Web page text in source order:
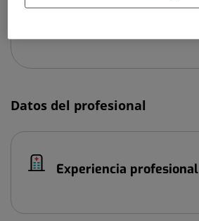
Datos del profesional
Experiencia profesional